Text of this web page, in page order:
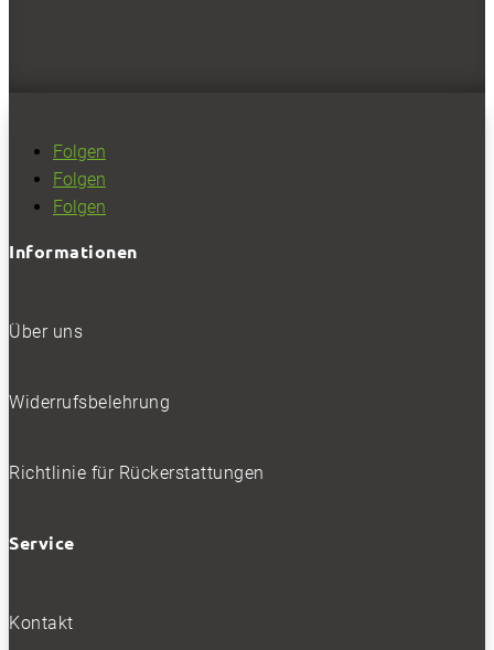
Erhalten Sie die neuesten News und Hinweise auf
und akzeptiert.
Folgen
Folgen
Folgen
Folgen
Informationen
Über uns
Widerrufsbelehrung
Richtlinie für Rückerstattungen
Service
Kontakt